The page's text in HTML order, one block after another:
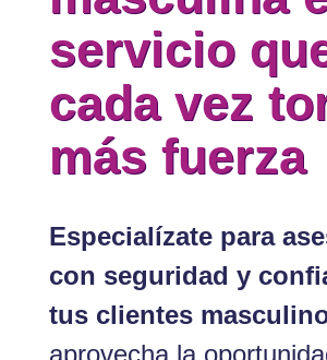
La
imagen
masculina
servicio que
cada vez
más fuerza